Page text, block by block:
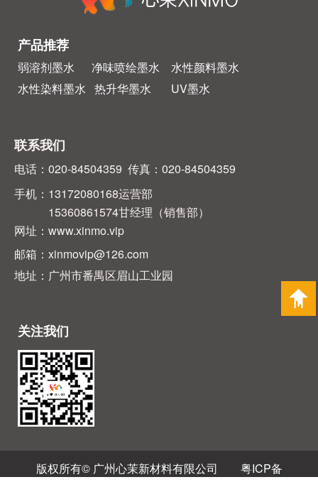
产品推荐
弱溶剂墨水 净味喷绘墨水
水性颜料墨水
水性染料墨水 热升华墨水 UV墨水
联系我们
电话：020-84504359 传真：020-84504359
手机：13172080168运营部
15360861574甘经理（销售部）
网址：www.xinmo.vip
邮箱：xinmovip@126.com
地址：广州市番禺区眉山工业园
关注我们
版权所有© 广州心茉新材料有限公司 粤ICP备